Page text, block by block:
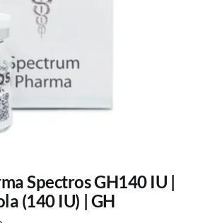
Spectros GH140 IU |
(140 IU) | GH